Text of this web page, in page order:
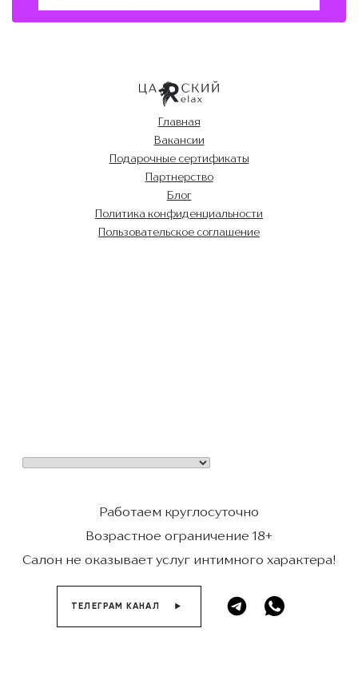
Главная
Вакансии
Подарочные сертификаты
Партнерство
Блог
Политика конфиденциальности
Пользовательское соглашение
Работаем круглосуточно
Возрастное ограничение 18+
Салон не оказывает услуг интимного характера!
ТЕЛЕГРАМ КАНАЛ